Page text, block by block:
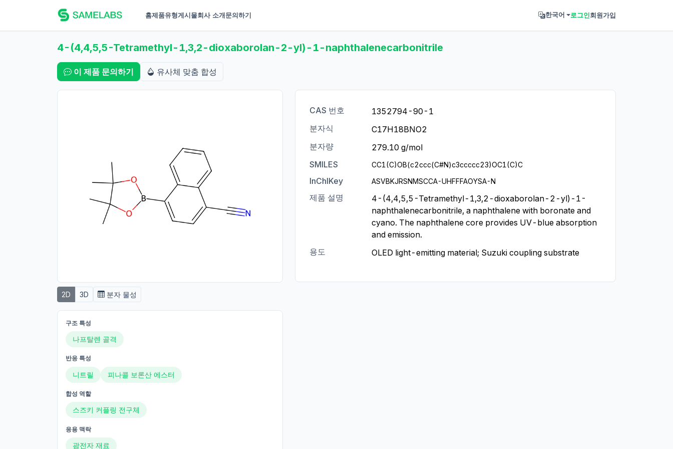
홈제품유형게시물회사 소개문의하기 한국어 로그인회원가입
4-(4,4,5,5-Tetramethyl-1,3,2-dioxaborolan-2-yl)-1-naphthalenecarbonitrile
이 제품 문의하기 유사체 맞춤 합성
2D 3D 분자 물성
구조 특성
나프탈렌 골격
반응 특성
니트릴 피나콜 보론산 에스터
합성 역할
스즈키 커플링 전구체
응용 맥락
광전자 재료
CAS 번호
1352794-90-1
분자식
C17H18BNO2
분자량
279.10 g/mol
SMILES
CC1(C)OB(c2ccc(C#N)c3ccccc23)OC1(C)C
InChIKey ASVBKJRSNMSCCA-UHFFFAOYSA-N
제품 설명
4-(4,4,5,5-Tetramethyl-1,3,2-dioxaborolan-2-yl)-1-
naphthalenecarbonitrile, a naphthalene with boronate and
cyano. The naphthalene core provides UV-blue absorption
and emission.
용도
OLED light-emitting material; Suzuki coupling substrate